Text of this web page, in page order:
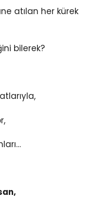
atılan her kürek
bilerek?